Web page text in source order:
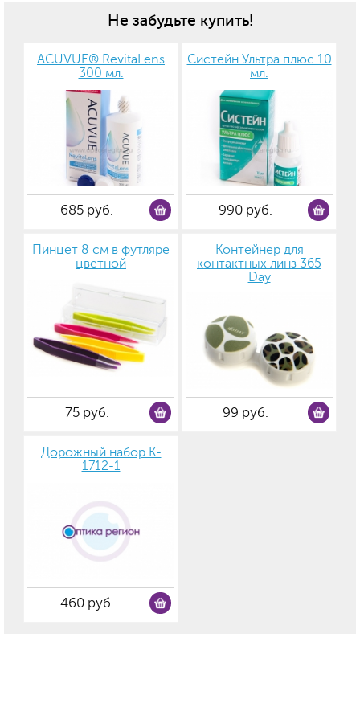
Не забудьте купить!
ACUVUE® RevitaLens
300 мл.
685 руб.
Систейн Ультра плюс 10
мл.
990 руб.
Пинцет 8 см в футляре
цветной
75 руб.
Контейнер для
контактных линз 365
Day
99 руб.
Дорожный набор K-
1712-1
460 руб.